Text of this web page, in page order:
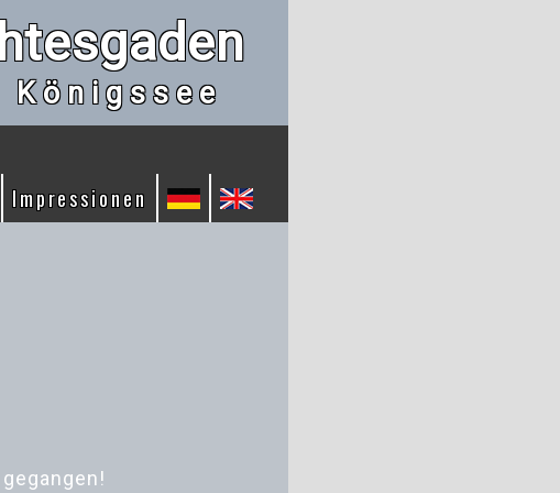
Impressionen